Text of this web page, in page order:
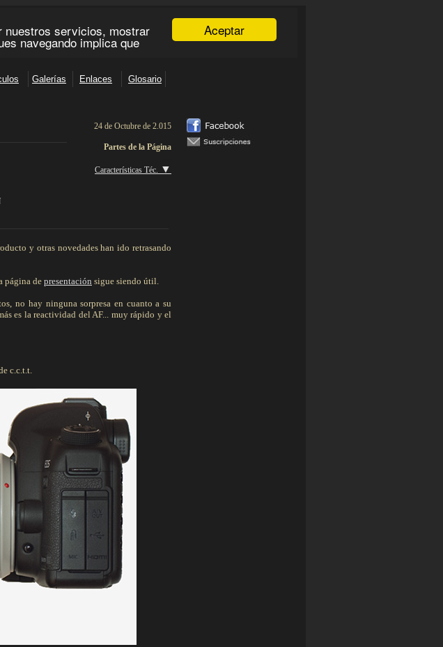
24 de Octubre de 2.015
Partes de la Página
Características Téc. ▼
y otras novedades han ido retrasando
página de presentación sigue siendo útil.
no hay ninguna sorpresa en cuanto a su
es la reactividad del AF... muy rápido y el
c.c.t.t.